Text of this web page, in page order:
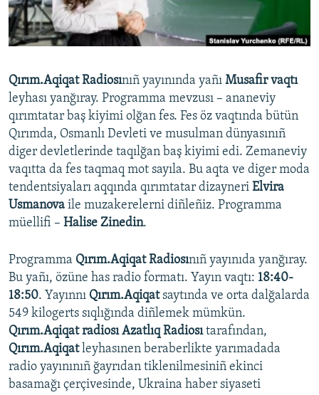
Русский
Українською
QOŞULIÑIZ!
RFE/RS bütün saytları
Qırım.Aqiqat Radiosınıñ yayınında yañı Musafir vaqtı
leyhası yanğıray. Programma mevzusı – ananeviy
qırımtatar baş kiyimi olğan fes. Fes öz vaqtında bütün
Qırımda, Osmanlı Devleti ve musulman dünyasınıñ
diger devletlerinde taqılğan baş kiyimi edi. Zemaneviy
vaqıtta da fes taqmaq mot sayıla. Bu aqta ve diger moda
tendentsiyaları aqqında qırımtatar dizayneri Elvira
Usmanova ile muzakerelerni diñleñiz. Programma
müellifi – Halise Zinedin.
Programma Qırım.Aqiqat Radiosınıñ yayınıda yanğıray.
Bu yañı, özüne has radio formatı. Yayın vaqtı: 18:40-
18:50. Yayınnı Qırım.Aqiqatsaytında ve orta dalğalarda
549 kilogerts sıqlığında diñlemek mümkün.
Qırım.Aqiqat radiosı Azatlıq Radiosıtarafından,
Qırım.Aqiqatleyhasınen beraberlikte yarımadada
radio yayınınıñ ğayrıdan tiklenilmesiniñ ekinci
basamağı çerçivesinde, Ukraina haber siyaseti